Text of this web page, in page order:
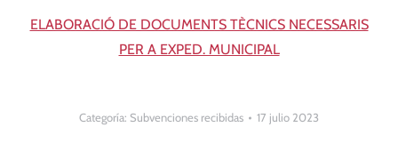
ELABORACIÓ DE DOCUMENTS TÈCNICS NECESSARIS
PER A EXPED. MUNICIPAL
Categoría: Subvenciones recibidas 17 julio 2023